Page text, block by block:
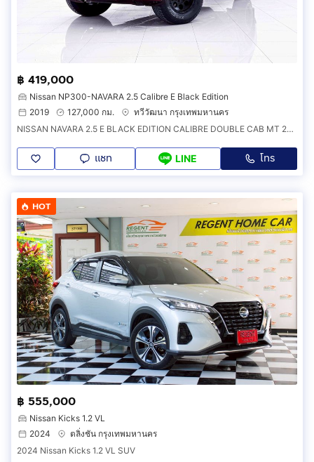
฿ 419,000
Nissan NP300-NAVARA 2.5 Calibre E Black Edition
2019
127,000 กม.
ทวีวัฒนา กรุงเทพมหานคร
NISSAN NAVARA 2.5 E BLACK EDITION CALIBRE DOUBLE CAB MT 2019 ออกรถ 0 บาท รหัส 6B779
แชท LINE โทร
HOT
฿ 555,000
Nissan Kicks 1.2 VL
2024
ตลิ่งชัน กรุงเทพมหานคร
2024 Nissan Kicks 1.2 VL SUV